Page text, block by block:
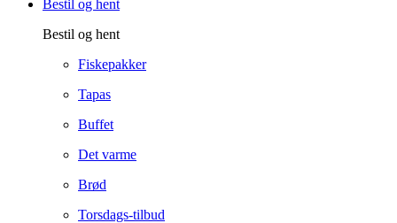
Bestil og hent
Bestil og hent
Fiskepakker
Tapas
Buffet
Det varme
Brød
Torsdags-tilbud